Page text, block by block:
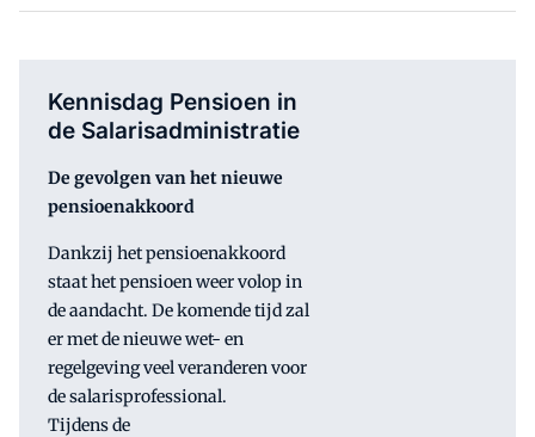
Kennisdag Pensioen in
de Salarisadministratie
De gevolgen van het nieuwe
pensioenakkoord
Dankzij het pensioenakkoord
staat het pensioen weer volop in
de aandacht. De komende tijd zal
er met de nieuwe wet- en
regelgeving veel veranderen voor
de salarisprofessional.
Tijdens de